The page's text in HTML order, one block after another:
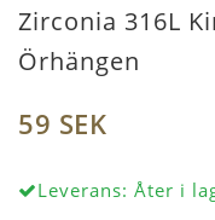
Zirconia 316L
Örhängen
59 SEK
Leverans: Åter i